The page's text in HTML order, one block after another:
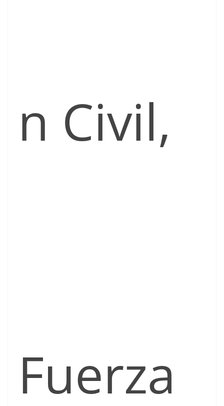
n Civil,
Fuerza